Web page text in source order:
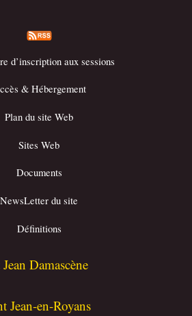
d’inscription aux sessions
& Hébergement
Plan du site Web
Sites Web
Documents
NewsLetter du site
Définitions
Damascène
Jean-en-Royans